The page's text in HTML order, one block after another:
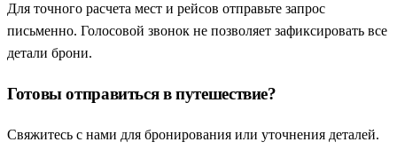
Для точного расчета мест и рейсов отправьте запрос
письменно. Голосовой звонок не позволяет зафиксировать все
детали брони.
Готовы отправиться в путешествие?
Свяжитесь с нами для бронирования или уточнения деталей.